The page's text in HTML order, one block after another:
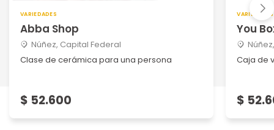
VARIEDADES
Abba Shop
Núñez, Capital Federal
Clase de cerámica para una persona
$ 52.600
VARIEDADES
You
Caja de
$